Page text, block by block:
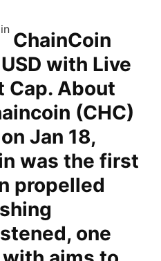
ChainCoin
with Live
Cap. About
(CHC)
Jan 18,
was the first
propelled
one